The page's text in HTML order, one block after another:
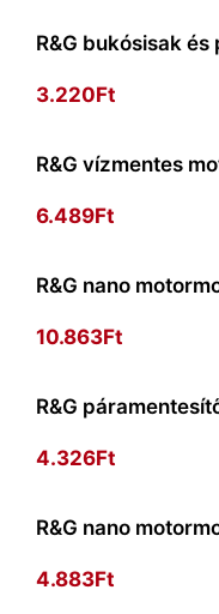
R&G bukósisak
3.220Ft
R&G vízmentes
6.489Ft
R&G nano
10.863Ft
R&G
4.326Ft
R&G nano
4.883Ft